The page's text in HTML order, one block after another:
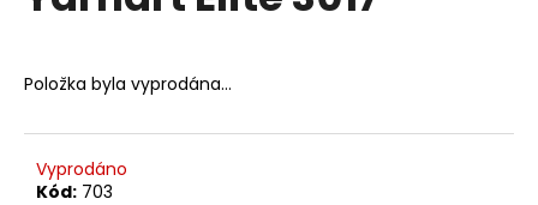
hvězdiček.
Položka byla vyprodána…
Vyprodáno
Kód: 703
í
t
?